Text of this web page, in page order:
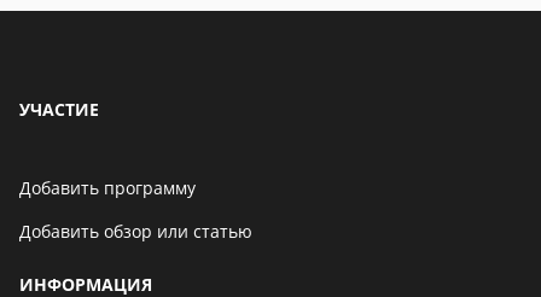
УЧАСТИЕ
Добавить программу
Добавить обзор или статью
ИНФОРМАЦИЯ